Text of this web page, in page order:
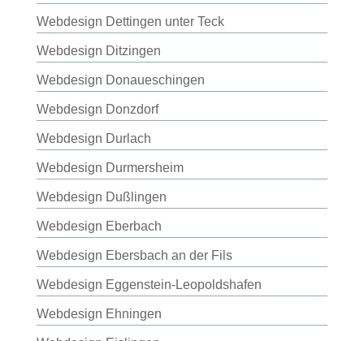
Webdesign Dettingen unter Teck
Webdesign Ditzingen
Webdesign Donaueschingen
Webdesign Donzdorf
Webdesign Durlach
Webdesign Durmersheim
Webdesign Dußlingen
Webdesign Eberbach
Webdesign Ebersbach an der Fils
Webdesign Eggenstein-Leopoldshafen
Webdesign Ehningen